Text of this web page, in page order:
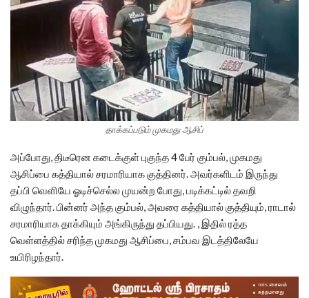
தாக்கப்படும் முகமது ஆசிப்
அப்போது, திடீரென கடைக்குள் புகுந்த 4 பேர் கும்பல், முகமது
ஆசிப்பை கத்தியால் சரமாரியாக குத்தினர். அவர்களிடம் இருந்து
தப்பி வெளியே ஓடிச்செல்ல முயன்ற போது, படிக்கட்டில் தவறி
விழுந்தார். பின்னர் அந்த கும்பல், அவரை கத்தியால் குத்தியும், ராடால்
சரமாரியாக தாக்கியும் அங்கிருந்து தப்பியது. , இதில் ரத்த
வெள்ளத்தில் சரிந்த முகமது ஆசிப்பை, சம்பவ இடத்திலேயே
உயிரிழந்தார்.